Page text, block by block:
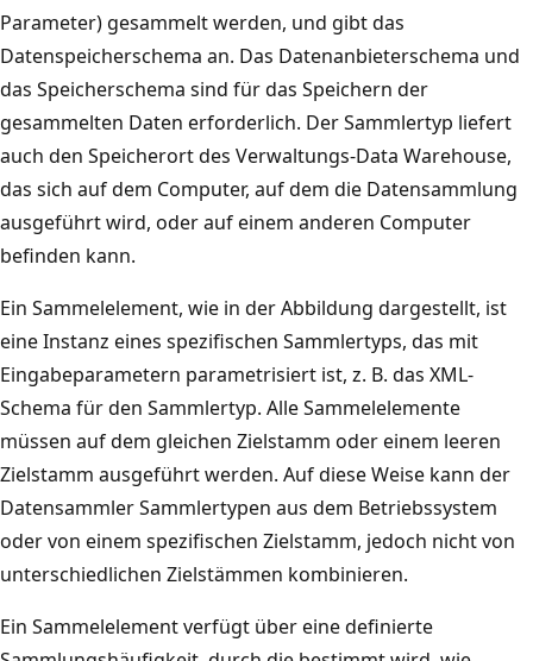
Parameter) gesammelt werden, und gibt das
Datenspeicherschema an. Das Datenanbieterschema und
das Speicherschema sind für das Speichern der
gesammelten Daten erforderlich. Der Sammlertyp liefert
auch den Speicherort des Verwaltungs-Data Warehouse,
das sich auf dem Computer, auf dem die Datensammlung
ausgeführt wird, oder auf einem anderen Computer
befinden kann.
Ein Sammelelement, wie in der Abbildung dargestellt, ist
eine Instanz eines spezifischen Sammlertyps, das mit
Eingabeparametern parametrisiert ist, z. B. das XML-
Schema für den Sammlertyp. Alle Sammelelemente
müssen auf dem gleichen Zielstamm oder einem leeren
Zielstamm ausgeführt werden. Auf diese Weise kann der
Datensammler Sammlertypen aus dem Betriebssystem
oder von einem spezifischen Zielstamm, jedoch nicht von
unterschiedlichen Zielstämmen kombinieren.
Ein Sammelelement verfügt über eine definierte